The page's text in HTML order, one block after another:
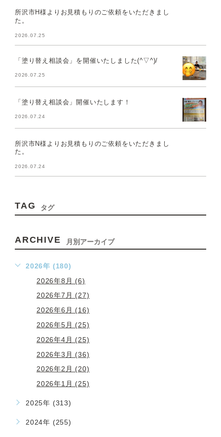
所沢市H様よりお見積もりのご依頼をいただきまし
た。
2026.07.25
「塗り替え相談会」を開催いたしました(^▽^)/
2026.07.25
「塗り替え相談会」開催いたします！
2026.07.24
所沢市N様よりお見積もりのご依頼をいただきまし
た。
2026.07.24
TAG タグ
ARCHIVE 月別アーカイブ
2026年 (180)
2026年8月 (6)
2026年7月 (27)
2026年6月 (16)
2026年5月 (25)
2026年4月 (25)
2026年3月 (36)
2026年2月 (20)
2026年1月 (25)
2025年 (313)
2024年 (255)